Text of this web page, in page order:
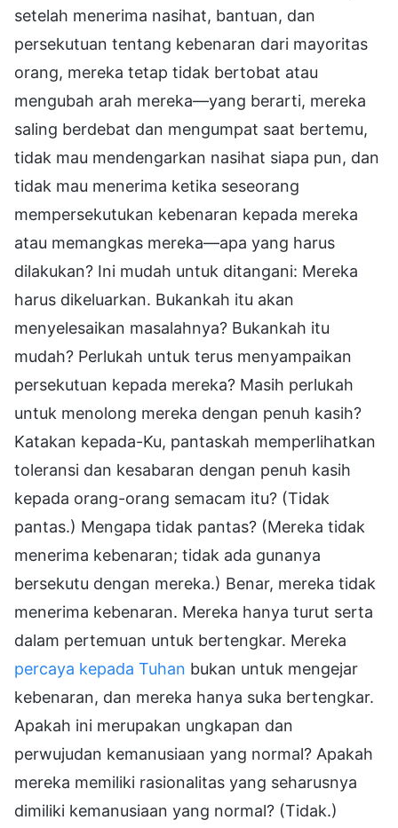
setelah menerima nasihat, bantuan, dan
persekutuan tentang kebenaran dari mayoritas
orang, mereka tetap tidak bertobat atau
mengubah arah mereka—yang berarti, mereka
saling berdebat dan mengumpat saat bertemu,
tidak mau mendengarkan nasihat siapa pun, dan
tidak mau menerima ketika seseorang
mempersekutukan kebenaran kepada mereka
atau memangkas mereka—apa yang harus
dilakukan? Ini mudah untuk ditangani: Mereka
harus dikeluarkan. Bukankah itu akan
menyelesaikan masalahnya? Bukankah itu
mudah? Perlukah untuk terus menyampaikan
persekutuan kepada mereka? Masih perlukah
untuk menolong mereka dengan penuh kasih?
Katakan kepada-Ku, pantaskah memperlihatkan
toleransi dan kesabaran dengan penuh kasih
kepada orang-orang semacam itu? (Tidak
pantas.) Mengapa tidak pantas? (Mereka tidak
menerima kebenaran; tidak ada gunanya
bersekutu dengan mereka.) Benar, mereka tidak
menerima kebenaran. Mereka hanya turut serta
dalam pertemuan untuk bertengkar. Mereka
percaya kepada Tuhan bukan untuk mengejar
kebenaran, dan mereka hanya suka bertengkar.
Apakah ini merupakan ungkapan dan
perwujudan kemanusiaan yang normal? Apakah
mereka memiliki rasionalitas yang seharusnya
dimiliki kemanusiaan yang normal? (Tidak.)